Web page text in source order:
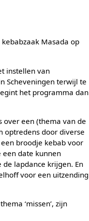
Masada op
instellen van
Scheveningen terwijl te
het programma dan
over een (thema van de
optredens door diverse
broodje kebab voor
een date kunnen
lapdance krijgen. En
voor een uitzending
‘missen’, zijn